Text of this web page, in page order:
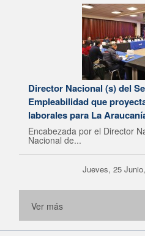
Director Nacional (s) del
Empleabilidad que
laborales para La
Encabezada por el Director
Nacional de...
Jueves, 25
Ver más